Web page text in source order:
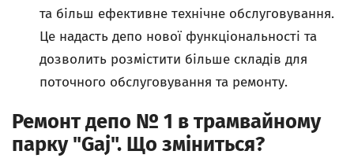
та більш ефективне технічне обслуговування.
Це надасть депо нової функціональності та
дозволить розмістити більше складів для
поточного обслуговування та ремонту.
Ремонт депо № 1 в трамвайному
парку "Gaj". Що зміниться?